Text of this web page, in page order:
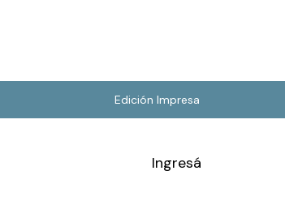
Edición Impresa
Ingresá